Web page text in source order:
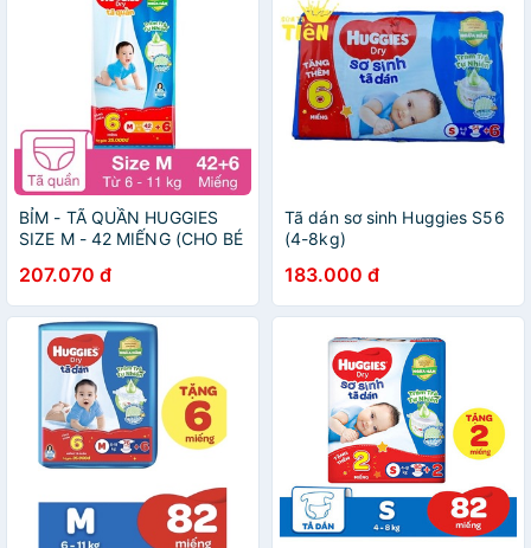
BỈM - TÃ QUẦN HUGGIES
SIZE M - 42 MIẾNG (CHO BÉ
207.070 đ
Tã dán sơ sinh Huggies S56
(4-8kg)
183.000 đ